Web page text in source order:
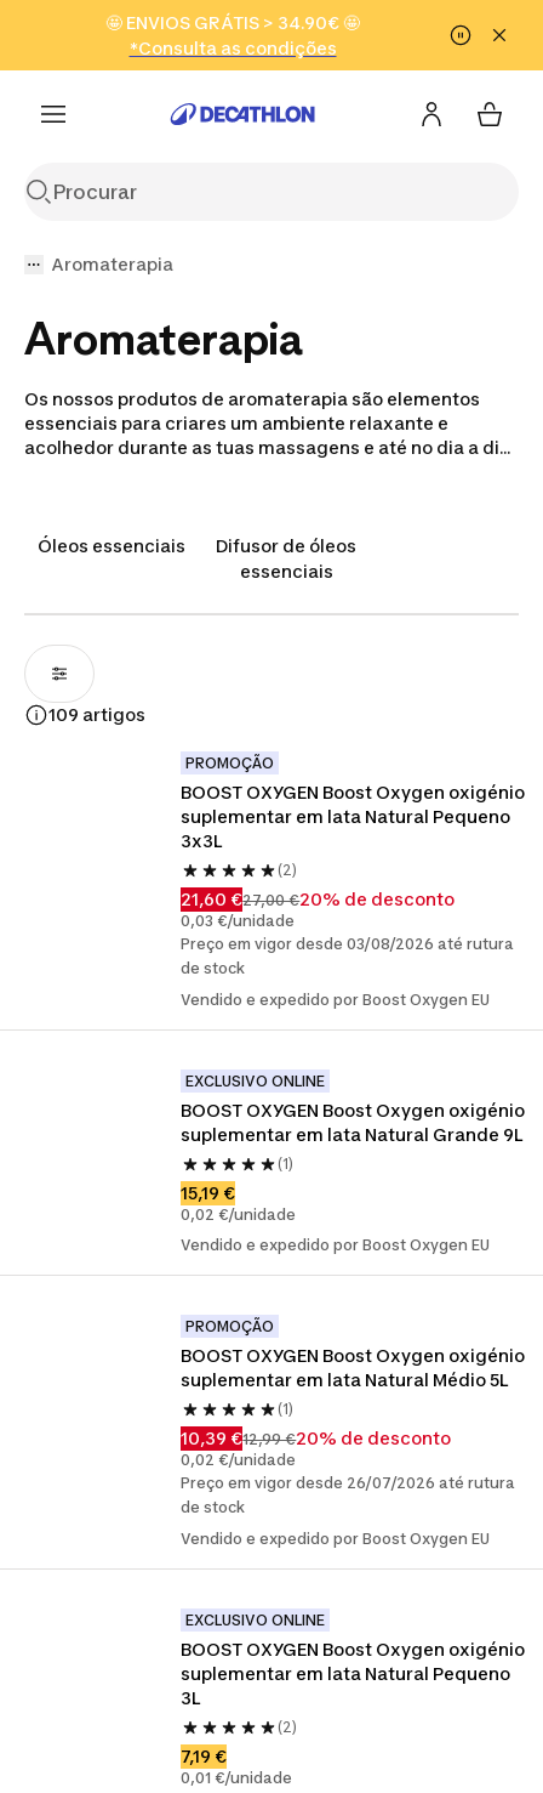
Ir para a pesquisa Ir para o conteúdo
Ir para o
🤩 ENVIOS GRÁTIS > 34.90€ 🤩
*Consulta as condições
Ver produtos ↙
Saber mais
Aromaterapia
Aromaterapia
Os nossos produtos de aromaterapia são elementos
essenciais para criares um ambiente relaxante e
acolhedor durante as tuas massagens e até no dia a dia.
Óleos essenciais
Difusor de óleos
essenciais
109 artigos
PROMOÇÃO
BOOST OXYGEN Boost Oxygen oxigénio
suplementar em lata Natural Pequeno
3x3L
(2)
21,60 €27,00 €20% de desconto
0,03 €/unidade
Preço em vigor desde 03/08/2026 até rutura
de stock
Vendido e expedido por Boost Oxygen EU
EXCLUSIVO ONLINE
BOOST OXYGEN Boost Oxygen oxigénio
suplementar em lata Natural Grande 9L
(1)
15,19 €
0,02 €/unidade
Vendido e expedido por Boost Oxygen EU
PROMOÇÃO
BOOST OXYGEN Boost Oxygen oxigénio
suplementar em lata Natural Médio 5L
(1)
10,39 €12,99 €20% de desconto
0,02 €/unidade
Preço em vigor desde 26/07/2026 até rutura
de stock
Vendido e expedido por Boost Oxygen EU
EXCLUSIVO ONLINE
BOOST OXYGEN Boost Oxygen oxigénio
suplementar em lata Natural Pequeno
3L
(2)
7,19 €
0,01 €/unidade